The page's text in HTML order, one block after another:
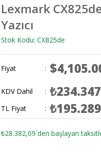
Lexmark
Yazıcı
Stok Kodu: CX825de
Fiyat :
KDV Dahil :
TL Fiyat :
₺28.382,09`den başlayan